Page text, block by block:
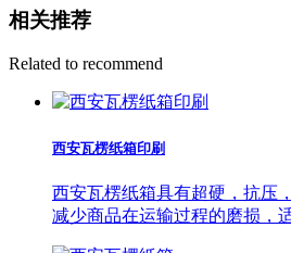
相关推荐
Related to recommend
西安瓦楞纸箱印刷
西安瓦楞纸箱具有超硬，抗压
减少商品在运输过程的磨损，